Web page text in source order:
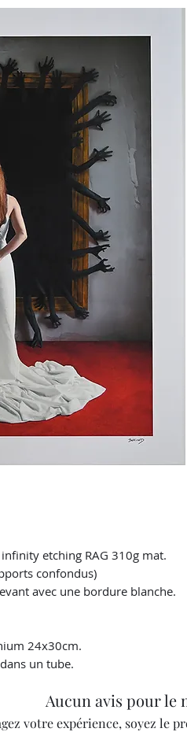
etching RAG 310g mat.
confondus)
avec une bordure blanche.
24x30cm.
un tube.
Aucun avis pour le
votre expérience, soyez le